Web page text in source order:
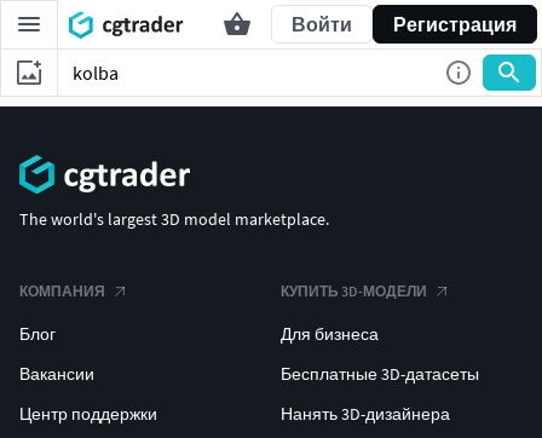
Войти Регистрация
The world's largest 3D model marketplace.
КОМПАНИЯ
Блог
Вакансии
Центр поддержки
КУПИТЬ 3D-МОДЕЛИ
Для бизнеса
Бесплатные 3D-датасеты
Нанять 3D-дизайнера